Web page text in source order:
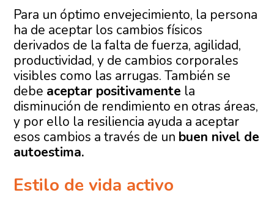
Para un óptimo envejecimiento, la persona
ha de aceptar los cambios físicos
derivados de la falta de fuerza, agilidad,
productividad, y de cambios corporales
visibles como las arrugas. También se
debe aceptar positivamente la
disminución de rendimiento en otras áreas,
y por ello la resiliencia ayuda a aceptar
esos cambios a través de un buen nivel de
autoestima.
Estilo de vida activo